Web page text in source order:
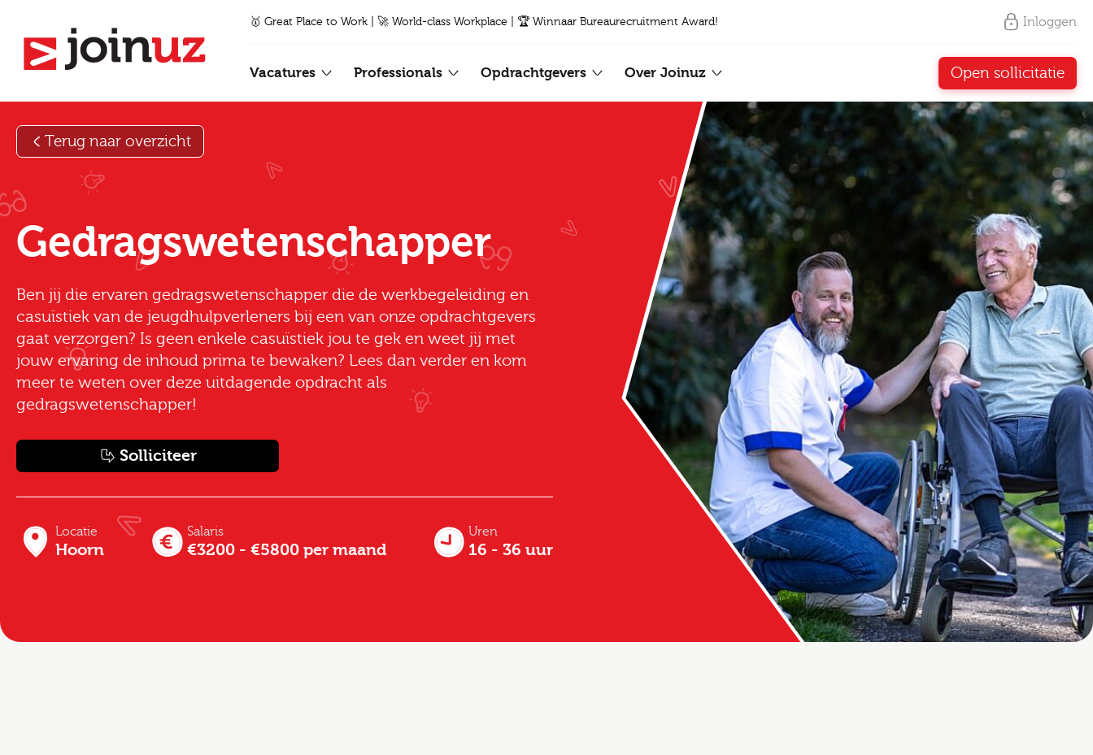
🥇 Great Place to Work | 🚀 World-class Workplace | 🏆 Winnaar Bureaurecruitment Award! Inloggen
Vacatures Professionals Opdrachtgevers Over Joinuz Open sollicitatie
Terug naar overzicht
Gedragswetenschapper
Ben jij die ervaren gedragswetenschapper die de werkbegeleiding en
casuïstiek van de jeugdhulpverleners bij een van onze opdrachtgevers
gaat verzorgen? Is geen enkele casuïstiek jou te gek en weet jij met
jouw ervaring de inhoud prima te bewaken? Lees dan verder en kom
meer te weten over deze uitdagende opdracht als
gedragswetenschapper!
Solliciteer
Locatie
Hoorn
Salaris
€3200 - €5800 per maand
Uren
16 - 36 uur